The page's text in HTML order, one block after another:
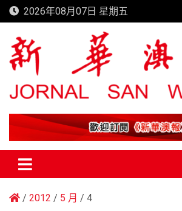
Skip
to
content
2026年08月07日 星期五
新華澳報
2012 5 月 4